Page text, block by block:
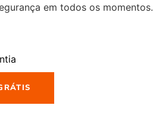
em todos os momentos.